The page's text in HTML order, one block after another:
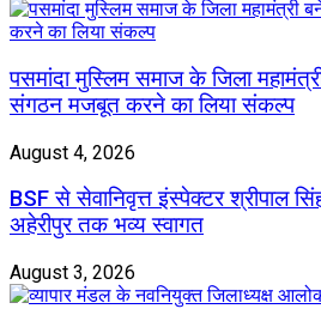
पसमांदा मुस्लिम समाज के जिला
संगठन मजबूत करने का लिया संकल्प
August 4, 2026
BSF से सेवानिवृत्त इंस्पेक्टर श्रीपाल
अहेरीपुर तक भव्य स्वागत
August 3, 2026